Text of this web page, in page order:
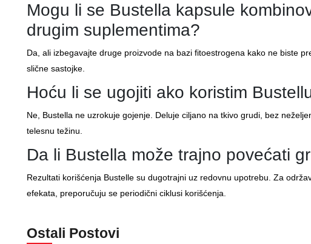
Mogu li se Bustella kapsule
drugim suplementima?
Da, ali izbegavajte druge proizvode na bazi fitoestrogena kako ne biste
slične sastojke.
Hoću li se ugojiti ako koristim
Ne, Bustella ne uzrokuje gojenje. Deluje ciljano na tkivo grudi, bez
telesnu težinu.
Da li Bustella može trajno povećati
Rezultati korišćenja Bustelle su dugotrajni uz redovnu upotrebu. Za
efekata, preporučuju se periodični ciklusi korišćenja.
Ostali Postovi